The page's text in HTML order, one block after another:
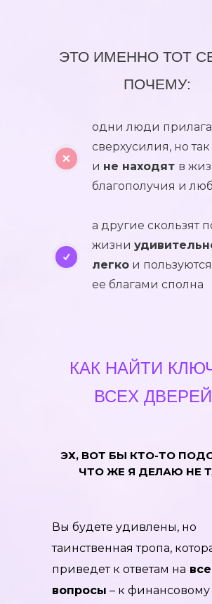
одни люди
сверхусилия, но так
и не находят в
благополучия и
а другие скользят
жизни
легко и
ее благами сполна
ЭТО ИМЕННО ТОТ
ПОЧЕМУ:
КАК НАЙТИ
ВСЕХ
ЭХ, ВОТ БЫ КТО-ТО
ЧТО ЖЕ Я ДЕЛАЮ НЕ
Вы будете удивлены, но
таинственная тропа,
приведет к ответам на
вопросы – к финансовому